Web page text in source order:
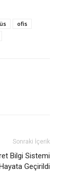
ofis
Sonraki İçerik
Bilgi Sistemi
Geçirildi